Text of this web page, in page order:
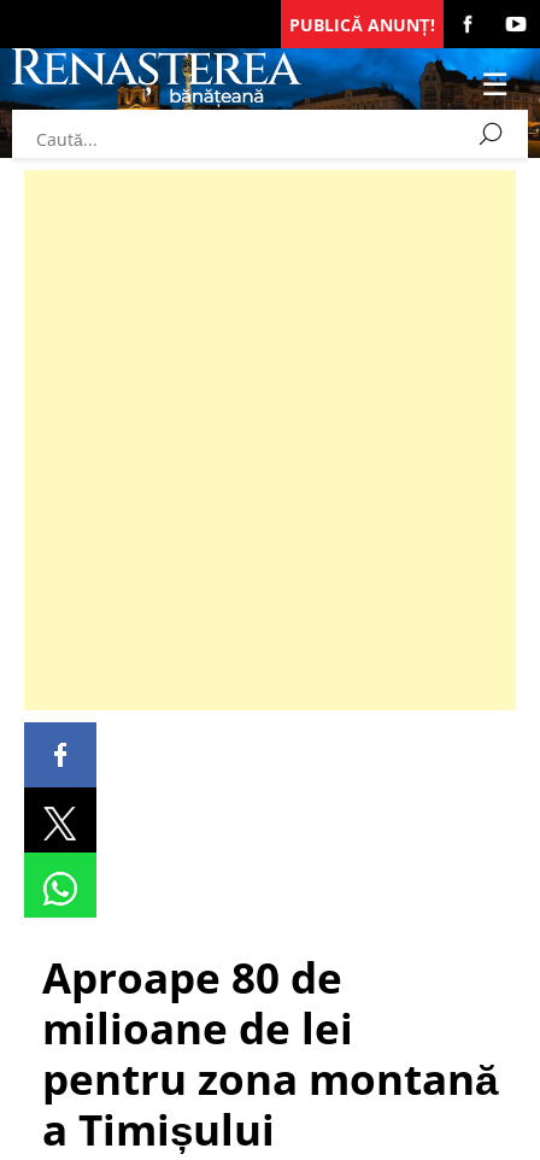
PUBLICĂ ANUNȚ!
Aproape 80 de
milioane de lei
pentru zona montană
a Timișului